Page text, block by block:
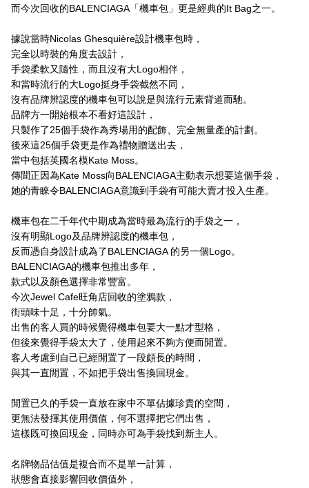
而今次回收的BALENCIAGA「機車包」更是經典的It Bag之一。
據說當時Nicolas Ghesquière設計機車包時，
完全以時裝的角度去設計，
手袋柔軟又隨性，而且沒有大Logo相伴，
和當時流行的大Logo挺身手袋截然不同，
沒有品牌辨認度的機車包可以說是與流行元素背道而馳。
品牌方一開始根本不看好這設計，
只製作了25個手袋作為秀場用的配飾、完全無量產的計劃。
後來這25個手袋更是作為禮物贈送出去，
當中包括英國名模Kate Moss。
傳聞正因為Kate Moss向BALENCIAGA主動表示想要這個手袋，
她的青睞令BALENCIAGA意識到手袋有可能大賣才投入生產。
機車包在二千年代中期成為當時最為流行的手袋之一，
沒有明顯Logo及品牌辨認度的機車包，
反而憑自身設計成為了BALENCIAGA 的另一個Logo。
BALENCIAGA的機車包推出多年，
款式以及顏色選擇非常豐富。
今次Jewel Cafe旺角店回收的塗鴉款，
街頭味十足，十分帥氣。
出售的客人買的時候覺得機車包要大一點才型格，
但後來覺得手袋太大了，使用起來不夠方便而閒置。
客人考慮到自己已經閒置了一段頗長的時間，
與其一直閒置，不如把手袋出售換回現金。
閒置已久的手袋一直放在家中不單佔據珍貴的空間，
更無法發揮其使用價值，何不選擇把它們出售，
這樣既可換回現金，同時亦可為手袋找到新主人。
名牌物品估值是複合而不是單一計算，
狀態會直接影響回收價值外，